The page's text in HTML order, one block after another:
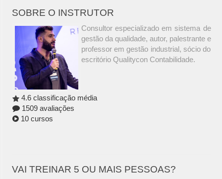
SOBRE O INSTRUTOR
Consultor especializado em sistema de
gestão da qualidade, autor, palestrante e
professor em gestão industrial, sócio do
escritório Qualitycon Contabilidade.
4.6 classificação média
1509 avaliações
10 cursos
VAI TREINAR 5 OU MAIS PESSOAS?